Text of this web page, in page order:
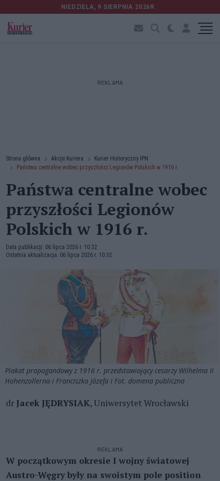
NIEDZIELA, 9 SIERPNIA 2026R.
REKLAMA
Strona główna Akcje Kuriera
Kurier Historyczny IPN
Państwa centralne wobec przyszłości Legionów Polskich w 1916 r.
Państwa centralne wobec
przyszłości Legionów
Polskich w 1916 r.
Data publikacji: 06 lipca 2026 r. 10:32
Ostatnia aktualizacja: 06 lipca 2026 r. 10:32
Plakat propagandowy z 1916 r. przedstawiający cesarzy Wilhelma II
Hohenzollerna i Franciszka Józefa I Fot. domena publiczna
dr Jacek JĘDRYSIAK, Uniwersytet Wrocławski
REKLAMA
W początkowym okresie I wojny światowej
Austro-Węgry były na swoistym pole position